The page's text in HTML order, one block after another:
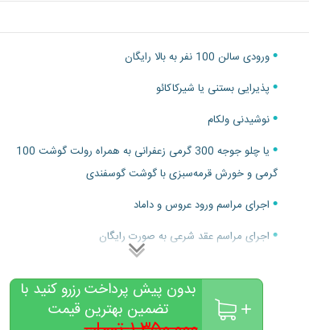
ورودی سالن 100 نفر به بالا رایگان
پذیرایی بستنی یا شیرکاکائو
نوشیدنی ولکام
یا چلو جوجه 300 گرمی زعفرانی به همراه رولت گوشت 100
گرمی و خورش قرمه‌سبزی با گوشت گوسفندی
اجرای مراسم ورود عروس و داماد
اجرای مراسم عقد شرعی به صورت رایگان
خدمات آتلیه با تخفیف ویژه و هدایا
بدون پیش پرداخت رزرو کنید با
تضمین بهترین قیمت